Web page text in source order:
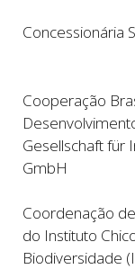
Concessionária
Cooperação
Gesellschaft für
GmbH
Coordenação
do Instituto
Biodiversidade